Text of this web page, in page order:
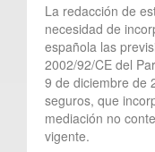
La redacción de
necesidad de
española las
2002/92/CE del
9 de diciembre de
seguros, que
mediación no
vigente.